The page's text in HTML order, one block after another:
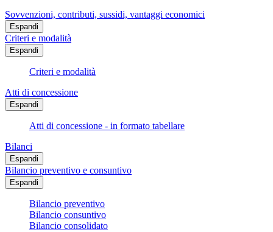
Sovvenzioni, contributi, sussidi, vantaggi economici
Espandi
Criteri e modalità
Espandi
Criteri e modalità
Atti di concessione
Espandi
Atti di concessione - in formato tabellare
Bilanci
Espandi
Bilancio preventivo e consuntivo
Espandi
Bilancio preventivo
Bilancio consuntivo
Bilancio consolidato